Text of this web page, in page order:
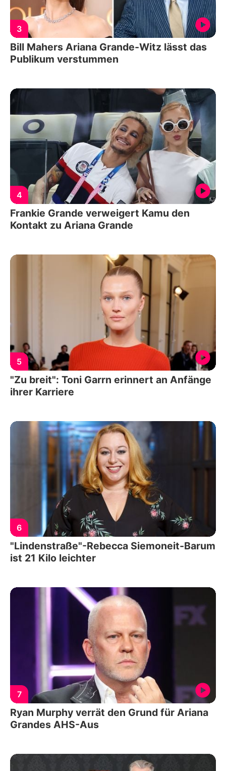
3
Bill Mahers Ariana Grande-Witz lässt das
Publikum verstummen
4
Frankie Grande verweigert Kamu den
Kontakt zu Ariana Grande
5
"Zu breit": Toni Garrn erinnert an Anfänge
ihrer Karriere
6
"Lindenstraße"-Rebecca Siemoneit-Barum
ist 21 Kilo leichter
7
Ryan Murphy verrät den Grund für Ariana
Grandes AHS-Aus